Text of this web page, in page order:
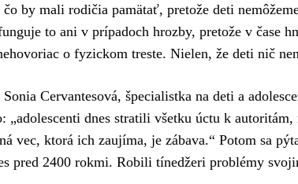
čo by mali rodičia pamätať, pretože deti
to ani v prípadoch hrozby, pretože v čase
o fyzickom treste. Nielen, že deti nič
Cervantesová, špecialistka na deti a
„adolescenti dnes stratili všetku úctu k
vec, ktorá ich zaujíma, je zábava.“ Potom sa
pred 2400 rokmi. Robili tínedžeri problémy